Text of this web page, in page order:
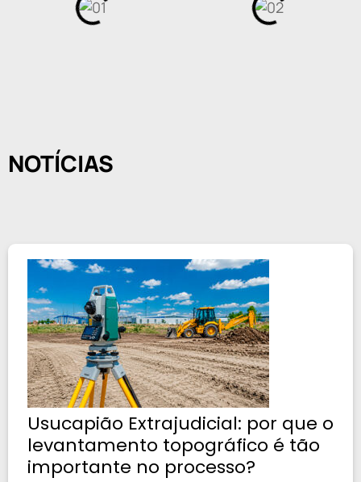
NOTÍCIAS
Usucapião Extrajudicial: por que o
levantamento topográfico é tão
importante no processo?